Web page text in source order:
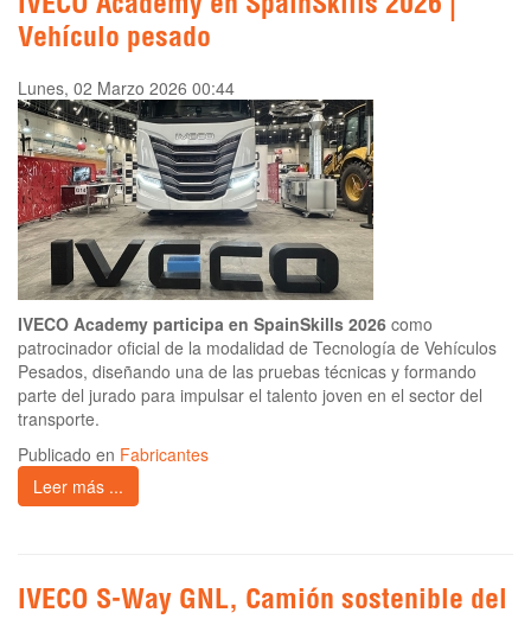
IVECO Academy en SpainSkills 2026 |
Vehículo pesado
Lunes, 02 Marzo 2026 00:44
IVECO Academy participa en SpainSkills 2026 como
patrocinador oficial de la modalidad de Tecnología de Vehículos
Pesados, diseñando una de las pruebas técnicas y formando
parte del jurado para impulsar el talento joven en el sector del
transporte.
Publicado en Fabricantes
Leer más ...
IVECO S-Way GNL, Camión sostenible del